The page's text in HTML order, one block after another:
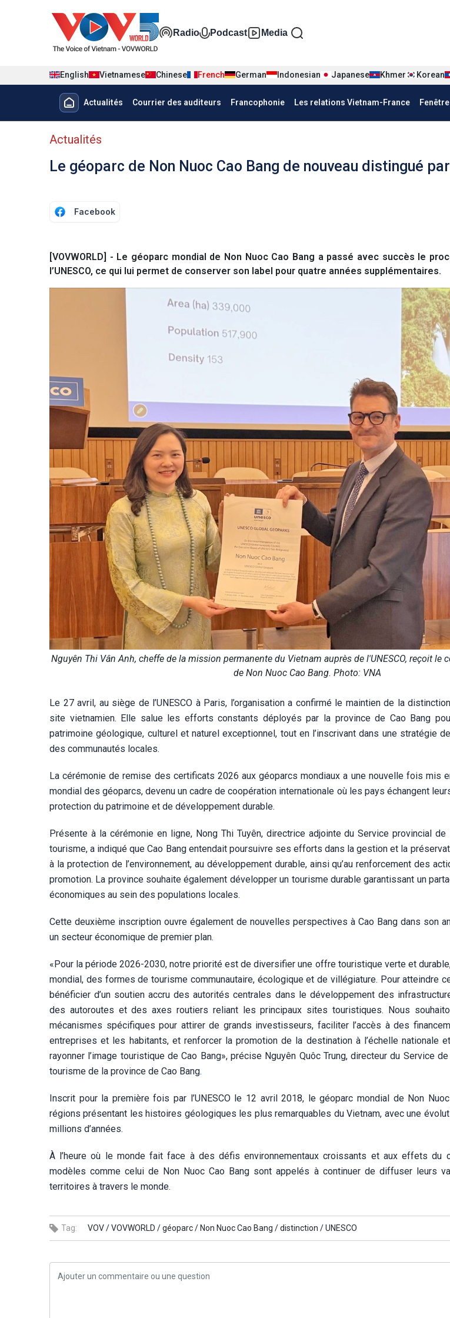
Đa phương tiện tiếng Pháp
Radio Podcast Media
English Vietnamese Chinese French German Indonesian Japanese Khmer Korean
Menu trang chủ tiếng Pháp
Actualités Courrier des auditeurs Francophonie Les relations Vietnam-France
menu phụ tiếng Pháp
Actualités
Le géoparc de Non Nuoc Cao Bang de nouveau distingué par
Facebook
[VOVWORLD] - Le géoparc mondial de Non Nuoc Cao Bang a passé avec succès le
l’UNESCO, ce qui lui permet de conserver son label pour quatre années supplémentaires.
Nguyên Thi Vân Anh, cheffe de la mission permanente du Vietnam auprès de l'UNESCO, reçoit le
de Non Nuoc Cao Bang. Photo: VNA
Le 27 avril, au siège de l’UNESCO à Paris, l’organisation a confirmé le maintien de la
site vietnamien. Elle salue les efforts constants déployés par la province de Cao Bang
patrimoine géologique, culturel et naturel exceptionnel, tout en l’inscrivant dans une stratégie
des communautés locales.
La cérémonie de remise des certificats 2026 aux géoparcs mondiaux a une nouvelle fois mis
mondial des géoparcs, devenu un cadre de coopération internationale où les pays échangent
protection du patrimoine et de développement durable.
Présente à la cérémonie en ligne, Nong Thi Tuyên, directrice adjointe du Service provincial
tourisme, a indiqué que Cao Bang entendait poursuivre ses efforts dans la gestion et la
à la protection de l’environnement, au développement durable, ainsi qu’au renforcement des
promotion. La province souhaite également développer un tourisme durable garantissant un
économiques au sein des populations locales.
Cette deuxième inscription ouvre également de nouvelles perspectives à Cao Bang dans son
un secteur économique de premier plan.
«Pour la période 2026-2030, notre priorité est de diversifier une offre touristique verte et
mondial, des formes de tourisme communautaire, écologique et de villégiature. Pour atteindre
bénéficier d’un soutien accru des autorités centrales dans le développement des
des autoroutes et des axes routiers reliant les principaux sites touristiques. Nous
mécanismes spécifiques pour attirer de grands investisseurs, faciliter l’accès à des
entreprises et les habitants, et renforcer la promotion de la destination à l’échelle nationale
rayonner l’image touristique de Cao Bang», précise Nguyên Quôc Trung, directeur du Service
tourisme de la province de Cao Bang.
Inscrit pour la première fois par l’UNESCO le 12 avril 2018, le géoparc mondial de Non
régions présentant les histoires géologiques les plus remarquables du Vietnam, avec une
millions d’années.
À l’heure où le monde fait face à des défis environnementaux croissants et aux effets du
modèles comme celui de Non Nuoc Cao Bang sont appelés à continuer de diffuser leurs
territoires à travers le monde.
Tag: VOV /VOVWORLD /géoparc / Non Nuoc Cao Bang /distinction /UNESCO